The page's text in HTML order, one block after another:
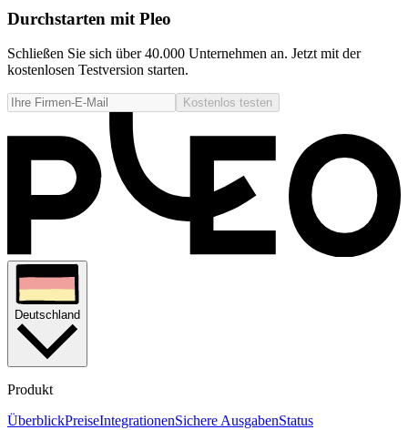
Durchstarten mit Pleo
Schließen Sie sich über 40.000 Unternehmen an. Jetzt mit der
kostenlosen Testversion starten.
Kostenlos testen
Deutschland
Produkt
ÜberblickPreiseIntegrationenSichere AusgabenStatus